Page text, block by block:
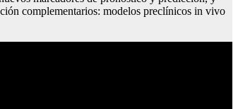
complementarios: modelos preclínicos in vivo